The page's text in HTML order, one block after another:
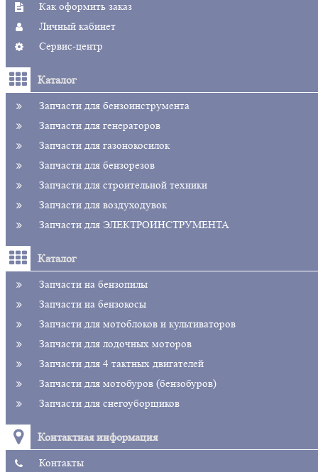
Как оформить заказ
Личный кабинет
Сервис-центр
Каталог
Запчасти для бензоинструмента
Запчасти для генераторов
Запчасти для газонокосилок
Запчасти для бензорезов
Запчасти для строительной техники
Запчасти для воздуходувок
Запчасти для ЭЛЕКТРОИНСТРУМЕНТА
Каталог
Запчасти на бензопилы
Запчасти на бензокосы
Запчасти для мотоблоков и культиваторов
Запчасти для лодочных моторов
Запчасти для 4 тактных двигателей
Запчасти для мотобуров (бензобуров)
Запчасти для снегоуборщиков
Контактная информация
Контакты